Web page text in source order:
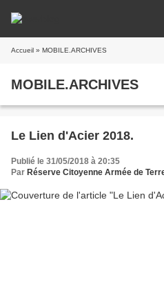
Accueil » MOBILE.ARCHIVES
MOBILE.ARCHIVES
Le Lien d'Acier 2018.
Publié le 31/05/2018 à 20:35
Par Réserve Citoyenne Armée de